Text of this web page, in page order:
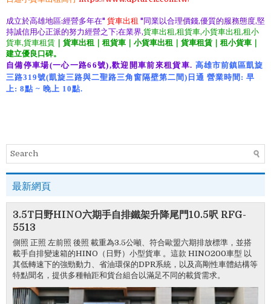
成立於高雄地區:經營多年在" 貨車出租 "同業以合理價錢,優質的服務態度,堅
持誠信用心正派的努力經營之下;在業界,貨車出租,租貨車,小貨車出租,租小
貨車,貨車租賃 ｜貨車出租｜租貨車｜小貨車出租｜貨車租賃｜租小貨車｜
建立優良口碑。
自備停車場(一心一路66號),歡迎開車前來租貨車. 高雄市前鎮區凱旋
三路319號(凱旋三路與二聖路三角窗隔壁第二間)日通 營業時間: 早
上: 8點 ~ 晚上 10點.
最新網頁
3.5T日野HINO六期手自排鐵架升降尾門10.5呎 RFG-
5513
側照 正照 左前照 後照 載重為3.5公噸、符合歐盟六期排放標準，並搭
載手自排變速箱的HINO（日野）小型貨車 。這款 HINO200車型 以
其低轉速下的強勁動力、省油環保的DPR系統，以及高剛性車體結構等
特點聞名，提供多種軸距和貨台組合以滿足不同的載貨需求。